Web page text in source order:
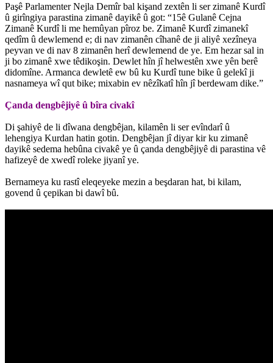
Paşê Parlamenter Nejla Demîr bal kişand zextên li ser zimanê Kurdî
û girîngiya parastina zimanê dayikê û got: “15ê Gulanê Cejna
Zimanê Kurdî li me hemûyan pîroz be. Zimanê Kurdî zimanekî
qedîm û dewlemend e; di nav zimanên cîhanê de ji aliyê xezîneya
peyvan ve di nav 8 zimanên herî dewlemend de ye. Em hezar sal in
ji bo zimanê xwe têdikoşin. Dewlet hîn jî helwestên xwe yên berê
didomîne. Armanca dewletê ew bû ku Kurdî tune bike û gelekî ji
nasnameya wî qut bike; mixabin ev nêzîkatî hîn jî berdewam dike.”
Çanda dengbêjiyê û bîra civakî
Di şahiyê de li dîwana dengbêjan, kilamên li ser evîndarî û
lehengiya Kurdan hatin gotin. Dengbêjan jî diyar kir ku zimanê
dayikê sedema hebûna civakê ye û çanda dengbêjiyê di parastina vê
hafizeyê de xwedî roleke jiyanî ye.
Bernameya ku rastî eleqeyeke mezin a beşdaran hat, bi kilam,
govend û çepikan bi dawî bû.